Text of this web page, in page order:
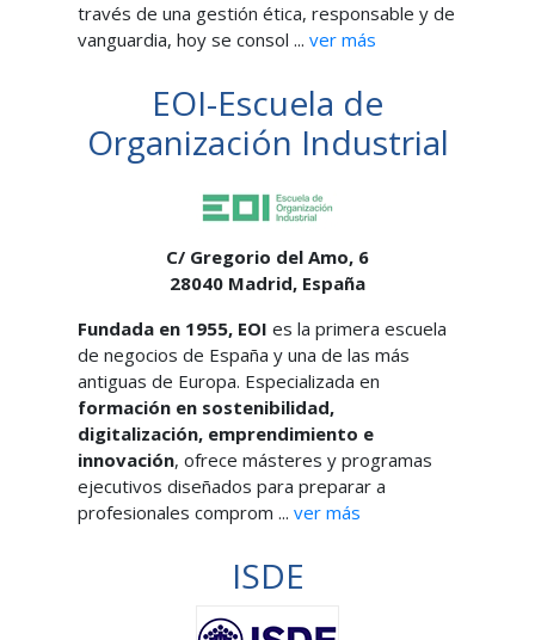
través de una gestión ética, responsable y de
vanguardia, hoy se consol ... ver más
EOI-Escuela de
Organización Industrial
C/ Gregorio del Amo, 6
28040 Madrid, España
Fundada en 1955, EOI es la primera escuela
de negocios de España y una de las más
antiguas de Europa. Especializada en
formación en sostenibilidad,
digitalización, emprendimiento e
innovación, ofrece másteres y programas
ejecutivos diseñados para preparar a
profesionales comprom ... ver más
ISDE